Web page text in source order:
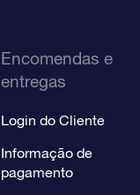
Encomendas e
entregas
Login do Cliente
Informação de
pagamento